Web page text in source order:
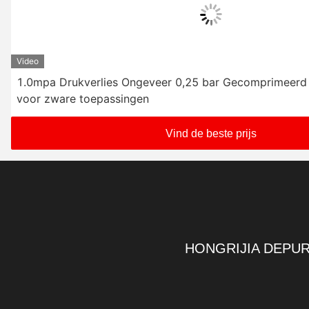
Video
1.0mpa Drukverlies Ongeveer 0,25 bar
voor zware toepassingen
Vind de beste prijs
HONGRIJIA